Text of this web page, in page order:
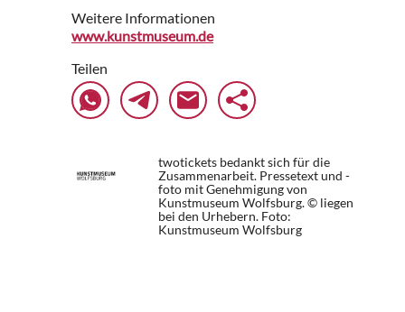
Weitere Informationen
www.kunstmuseum.de
Teilen
twotickets bedankt sich für die
Zusammenarbeit. Pressetext und -
foto mit Genehmigung von
Kunstmuseum Wolfsburg. © liegen
bei den Urhebern. Foto:
Kunstmuseum Wolfsburg